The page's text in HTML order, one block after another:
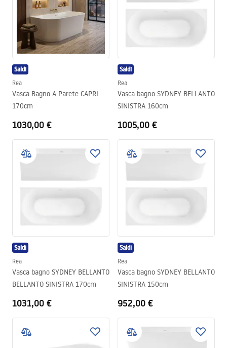
Saldi
Rea
Vasca Bagno A Parete CAPRI
170cm
1030,00 €
Saldi
Rea
Vasca bagno SYDNEY BELLANTO
SINISTRA 160cm
1005,00 €
Saldi
Rea
Vasca bagno SYDNEY BELLANTO
BELLANTO SINISTRA 170cm
1031,00 €
Saldi
Rea
Vasca bagno SYDNEY BELLANTO
SINISTRA 150cm
952,00 €